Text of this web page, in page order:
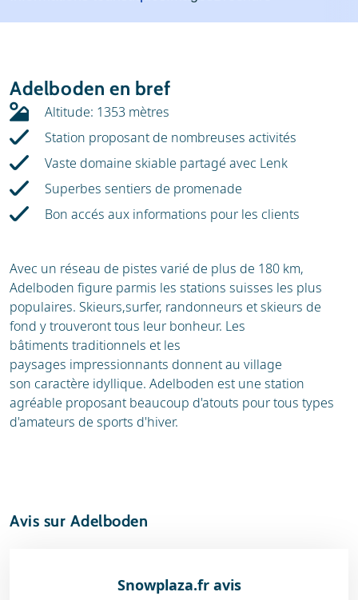
Location
Location de ski
Adelboden en bref
Altitude: 1353 mètres
Station proposant de nombreuses activités
Vaste domaine skiable partagé avec Lenk
Superbes sentiers de promenade
Bon accés aux informations pour les clients
Avec un réseau de pistes varié de plus de 180 km,
Adelboden figure parmis les stations suisses les plus
populaires. Skieurs,surfer, randonneurs et skieurs de
fond y trouveront tous leur bonheur. Les
bâtiments traditionnels et les
paysages impressionnants donnent au village
son caractère idyllique. Adelboden est une station
agréable proposant beaucoup d'atouts pour tous types
d'amateurs de sports d'hiver.
Avis sur Adelboden
Snowplaza.fr avis